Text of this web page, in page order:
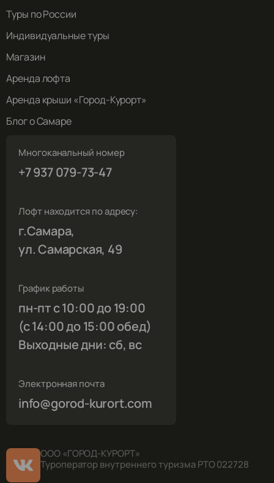
Туры по России
Индивидуальные туры
Магазин
Аренда лофта
Аренда крыши «Город-Курорт»
Блог о Самаре
Многоканальный номер
+7 937 079-73-47
Лофт находится по адресу:
г.Самара,
ул. Самарская, 49
График работы
пн-пт с 10:00 до 19:00
(с 14:00 до 15:00 обед)
Выходные дни: сб, вс
Электронная почта
info@gorod-kurort.com
ООО «ГОРОД-КУРОРТ»
Туроператор внутреннего туризма РТО 022728